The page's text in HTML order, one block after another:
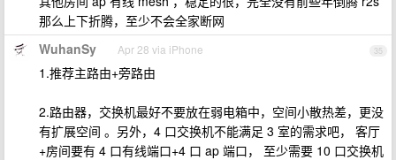
那么上下折腾，至少不会全家断网
35
WuhanSy Apr 28 via iPhone
1.推荐主路由+旁路由
2.路由器，交换机最好不要放在弱电箱中，空间小散热差，更没
有扩展空间 。另外，4 口交换机不能满足 3 室的需求吧， 客厅
+房间要有 4 口有线端口+4 口 ap 端口， 至少需要 10 口交换机